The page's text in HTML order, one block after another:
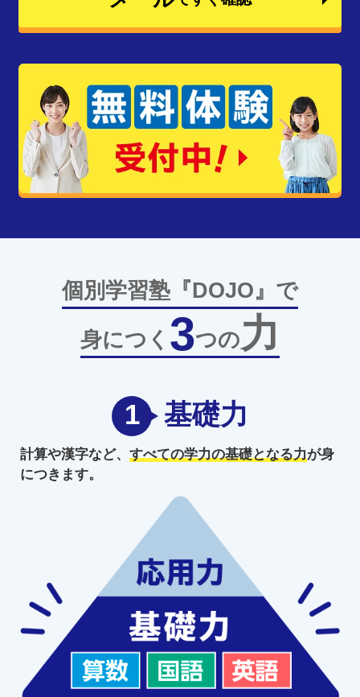
個別学習塾『DOJO』で
身につく 3つの力
1 基礎力
計算や漢字など、 すべての学力の基礎となる力が身
につきます。